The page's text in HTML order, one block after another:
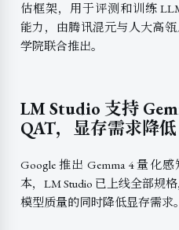
估框架，用于评测和训练
能力，由腾讯混元与人大高
学院联合推出。
LM Studio 支持
QAT，显存需求降低
Google 推出 Gemma 4 量化
本，LM Studio 已上线全部规
模型质量的同时降低显存需求。